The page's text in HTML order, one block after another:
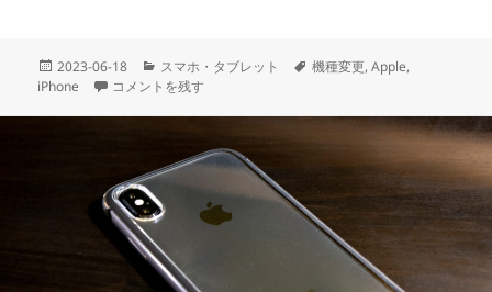
投
稿
2023-06-18
カ
テ
スマホ・タブレット
タ
機種変更,Apple,
iPhone
機種変更 に
コメントを残す